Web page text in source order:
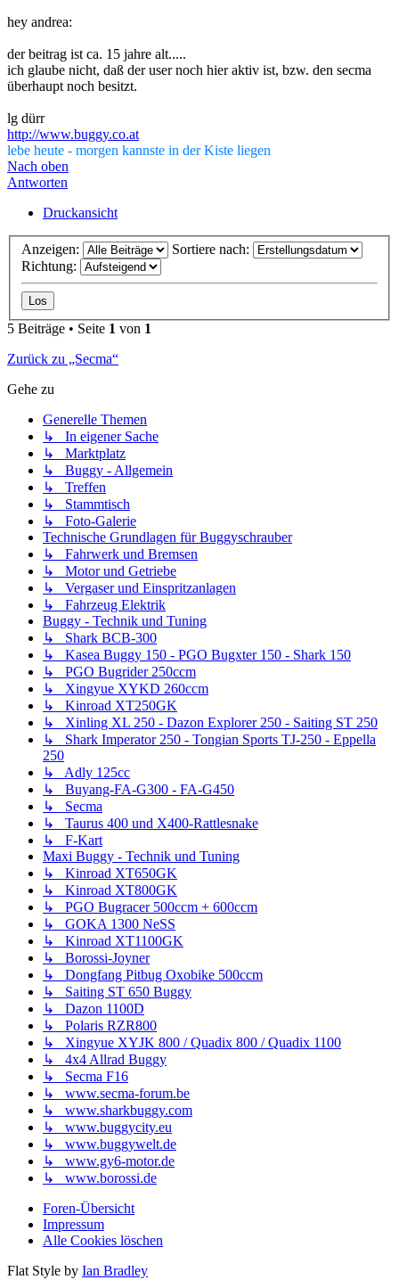
hey andrea:
der beitrag ist ca. 15 jahre alt.....
ich glaube nicht, daß der user noch hier aktiv ist, bzw. den secma
überhaupt noch besitzt.
lg dürr
http://www.buggy.co.at
lebe heute - morgen kannste in der Kiste liegen
Nach oben
Antworten
Druckansicht
Anzeigen:
Sortiere nach:
Richtung:
5 Beiträge • Seite 1 von 1
Zurück zu „Secma“
Gehe zu
Generelle Themen
↳ In eigener Sache
↳ Marktplatz
↳ Buggy - Allgemein
↳ Treffen
↳ Stammtisch
↳ Foto-Galerie
Technische Grundlagen für Buggyschrauber
↳ Fahrwerk und Bremsen
↳ Motor und Getriebe
↳ Vergaser und Einspritzanlagen
↳ Fahrzeug Elektrik
Buggy - Technik und Tuning
↳ Shark BCB-300
↳ Kasea Buggy 150 - PGO Bugxter 150 - Shark 150
↳ PGO Bugrider 250ccm
↳ Xingyue XYKD 260ccm
↳ Kinroad XT250GK
↳ Xinling XL 250 - Dazon Explorer 250 - Saiting ST 250
↳ Shark Imperator 250 - Tongian Sports TJ-250 - Eppella
250
↳ Adly 125cc
↳ Buyang-FA-G300 - FA-G450
↳ Secma
↳ Taurus 400 und X400-Rattlesnake
↳ F-Kart
Maxi Buggy - Technik und Tuning
↳ Kinroad XT650GK
↳ Kinroad XT800GK
↳ PGO Bugracer 500ccm + 600ccm
↳ GOKA 1300 NeSS
↳ Kinroad XT1100GK
↳ Borossi-Joyner
↳ Dongfang Pitbug Oxobike 500ccm
↳ Saiting ST 650 Buggy
↳ Dazon 1100D
↳ Polaris RZR800
↳ Xingyue XYJK 800 / Quadix 800 / Quadix 1100
↳ 4x4 Allrad Buggy
↳ Secma F16
↳ www.secma-forum.be
↳ www.sharkbuggy.com
↳ www.buggycity.eu
↳ www.buggywelt.de
↳ www.gy6-motor.de
↳ www.borossi.de
Foren-Übersicht
Impressum
Alle Cookies löschen
Flat Style by Ian Bradley